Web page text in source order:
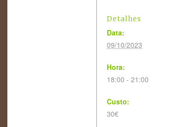
Detalhes
Data:
09/10/2023
Hora:
18:00 - 21:00
Custo:
30€